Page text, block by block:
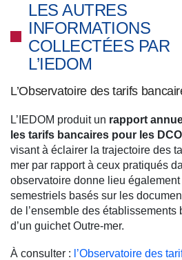
LES AUTRES
INFORMATIONS
COLLECTÉES PAR
L’IEDOM
L’Observatoire des tarifs
L’IEDOM produit un rapport
les tarifs bancaires pour les
visant à éclairer la trajectoire des
mer par rapport à ceux pratiqués
observatoire donne lieu
semestriels basés sur les
de l’ensemble des établissements
d’un guichet Outre-mer.
À consulter : l’Observatoire des